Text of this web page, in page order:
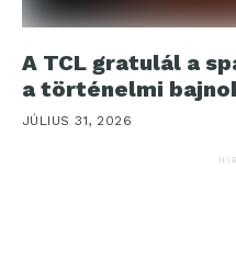
A TCL gratulál a
a történelmi
JÚLIUS 31, 2026